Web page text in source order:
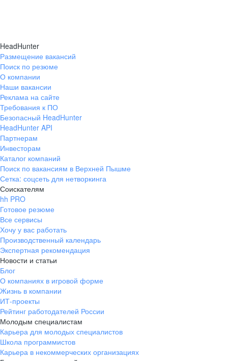
HeadHunter
Размещение вакансий
Поиск по резюме
О компании
Наши вакансии
Реклама на сайте
Требования к ПО
Безопасный HeadHunter
HeadHunter API
Партнерам
Инвесторам
Каталог компаний
Поиск по вакансиям в Верхней Пышме
Сетка: соцсеть для нетворкинга
Соискателям
hh PRO
Готовое резюме
Все сервисы
Хочу у вас работать
Производственный календарь
Экспертная рекомендация
Новости и статьи
Блог
О компаниях в игровой форме
Жизнь в компании
ИТ-проекты
Рейтинг работодателей России
Молодым специалистам
Карьера для молодых специалистов
Школа программистов
Карьера в некоммерческих организациях